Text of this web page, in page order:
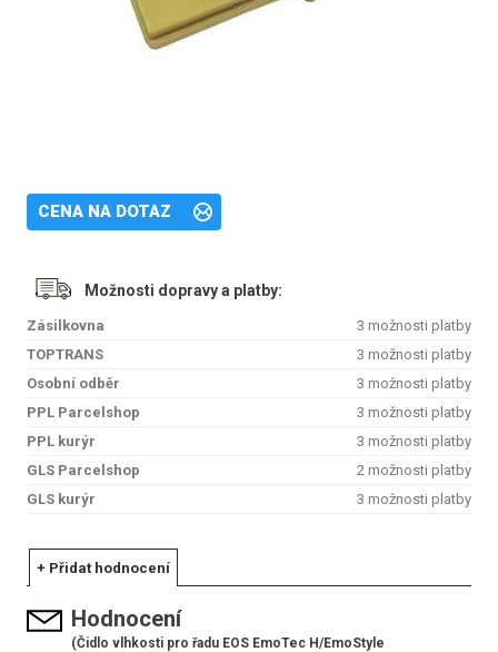
CENA NA DOTAZ
Možnosti dopravy a platby:
Zásilkovna
3 možnosti platby
TOPTRANS
3 možnosti platby
Osobní odběr
3 možnosti platby
PPL Parcelshop
3 možnosti platby
PPL kurýr
3 možnosti platby
GLS Parcelshop
2 možnosti platby
GLS kurýr
3 možnosti platby
+ Přidat hodnocení
Hodnocení
(Čidlo vlhkosti pro řadu EOS EmoTec H/EmoStyle